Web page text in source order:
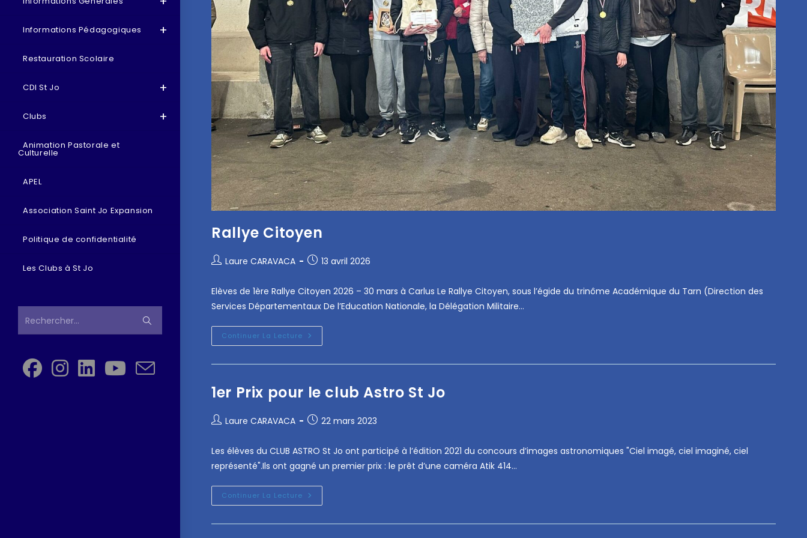
Informations Pédagogiques
Restauration Scolaire
CDI St Jo
Clubs
Animation Pastorale et
Culturelle
APEL
Association Saint Jo Expansion
Politique de confidentialité
Les Clubs à St Jo
Rechercher…
Rallye Citoyen
Laure CARAVACA 13 avril 2026
Elèves de 1ère Rallye Citoyen 2026 – 30 mars à Carlus Le Rallye Citoyen, sous l’égide du trinôme Académique du Tarn (Direction des
Services Départementaux De l’Education Nationale, la Délégation Militaire…
Continuer La Lecture
1er Prix pour le club Astro St Jo
Laure CARAVACA 22 mars 2023
Les élèves du CLUB ASTRO St Jo ont participé à l’édition 2021 du concours d’images astronomiques "Ciel imagé, ciel imaginé, ciel
représenté".Ils ont gagné un premier prix : le prêt d’une caméra Atik 414…
Continuer La Lecture